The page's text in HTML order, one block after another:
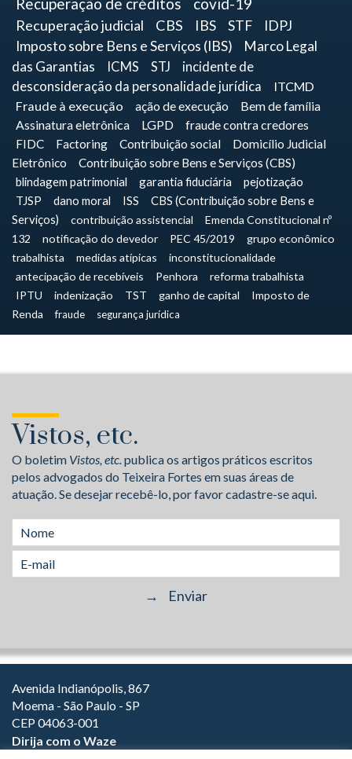
Recuperação judicial CBS IBS STF
IDPJ
Imposto sobre Bens e Serviços (IBS)
Marco Legal
das Garantias
ICMS STJ
incidente de
desconsideração da personalidade jurídica
ITCMD
Fraude à execução
ação de execução
Bem de família
Assinatura eletrônica
LGPD fraude contra credores
FIDC Factoring Contribuição social
Domicílio Judicial
Eletrônico
Contribuição sobre Bens e Serviços (CBS)
blindagem patrimonial
garantia fiduciária
pejotização
TJSP
dano moral ISS
CBS (Contribuição sobre Bens e
Serviços)
contribuição assistencial
Emenda Constitucional nº
132
notificação do devedor PEC 45/2019
grupo econômico
trabalhista
medidas atípicas
inconstitucionalidade
antecipação de recebíveis
Penhora
reforma trabalhista
IPTU
indenização TST ganho de capital
Imposto de
Renda
fraude segurança jurídica
Vistos, etc.
O boletim Vistos, etc.publica os artigos práticos escritos
pelos advogados do Teixeira Fortes em suas áreas de
atuação. Se desejar recebê-lo, por favor cadastre-se aqui.
Avenida Indianópolis, 867
Moema - São Paulo - SP
CEP 04063-001
Dirija com o Waze